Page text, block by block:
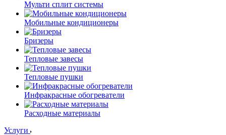
Мульти сплит системы
Мобильные кондиционеры
Бризеры
Тепловые завесы
Тепловые пушки
Инфракрасные обогреватели
Расходные материалы
Услуги